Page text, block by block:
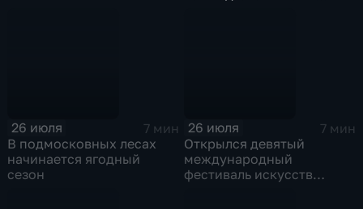
26 июля
7 мин
В подмосковных лесах
начинается ягодный
сезон
26 июля
7 мин
Открылся девятый
международный
фестиваль искусств